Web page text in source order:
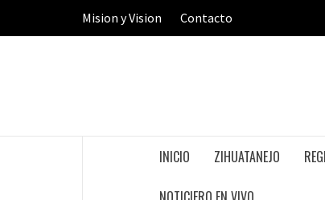
Mision y Vision Contacto
INICIO ZIHUATANEJO